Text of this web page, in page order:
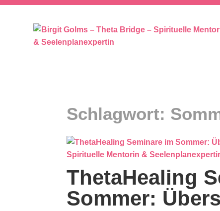
Schlagwort:
ThetaHealing
Sommer: